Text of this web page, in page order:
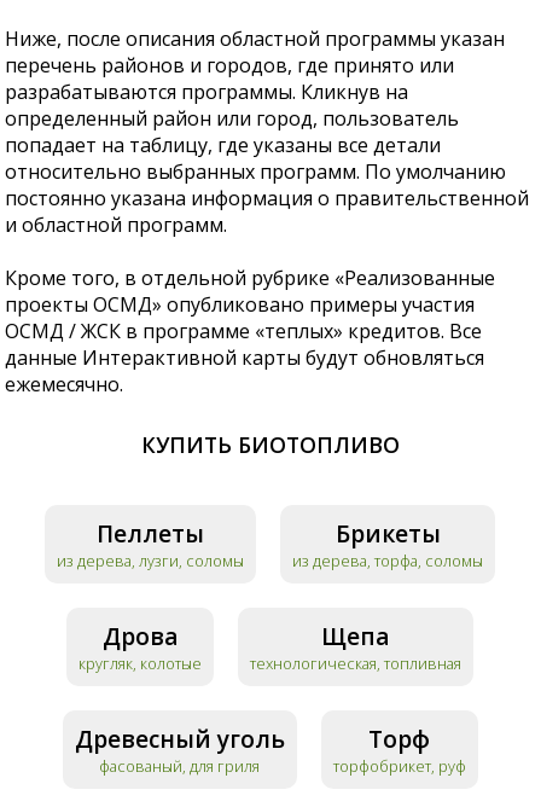
Ниже, после описания областной программы указан
перечень районов и городов, где принято или
разрабатываются программы. Кликнув на
определенный район или город, пользователь
попадает на таблицу, где указаны все детали
относительно выбранных программ. По умолчанию
постоянно указана информация о правительственной
и областной программ.
Кроме того, в отдельной рубрике «Реализованные
проекты ОСМД» опубликовано примеры участия
ОСМД / ЖСК в программе «теплых» кредитов. Все
данные Интерактивной карты будут обновляться
ежемесячно.
КУПИТЬ БИОТОПЛИВО
Пеллеты
из дерева, лузги, соломы
Брикеты
из дерева, торфа, соломы
Дрова
кругляк, колотые
Щепа
технологическая, топливная
Древесный уголь
фасованый, для гриля
Торф
торфобрикет, руф